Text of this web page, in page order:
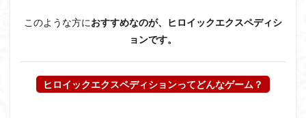
このような方におすすめなのが、ヒロイックエクスペディシ
ョンです。
ヒロイックエクスペディションってどんなゲーム？